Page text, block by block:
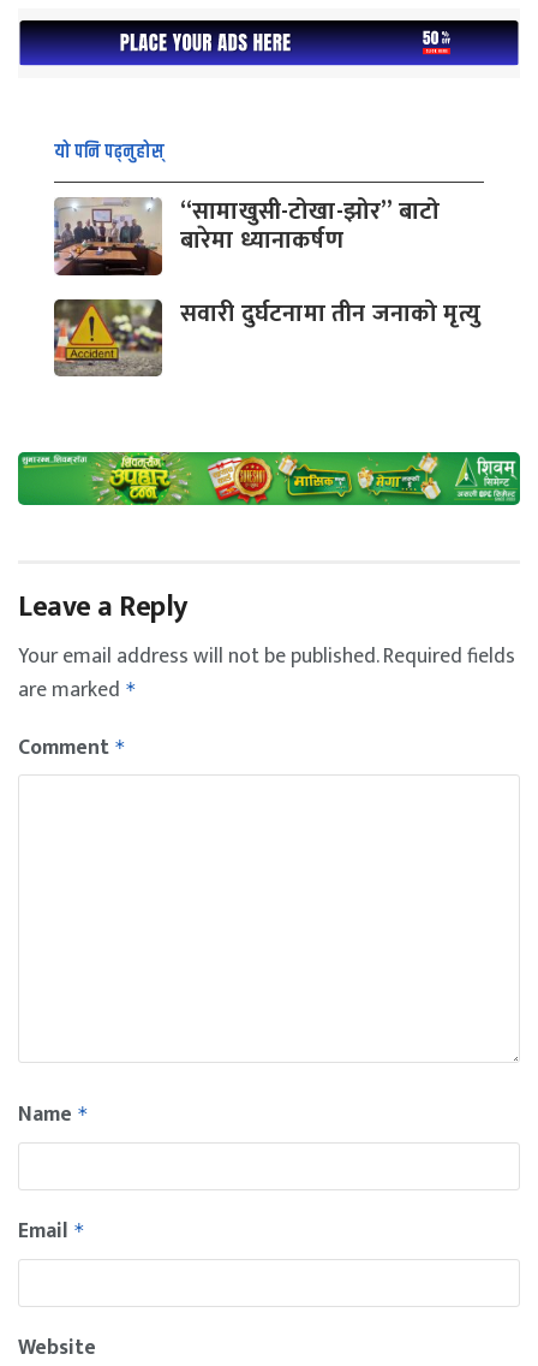
यो पनि पढ्नुहोस्
“सामाखुसी-टोखा-झोर” बाटो
बारेमा ध्यानाकर्षण
सवारी दुर्घटनामा तीन जनाको मृत्यु
Leave a Reply
Your email address will not be published.Required fields
are marked *
Comment *
Name *
Email *
Website